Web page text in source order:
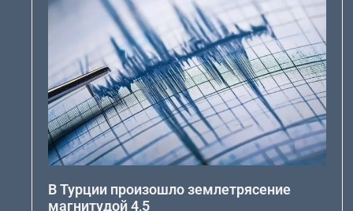
В Турции произошло землетрясение
магнитудой 4,5